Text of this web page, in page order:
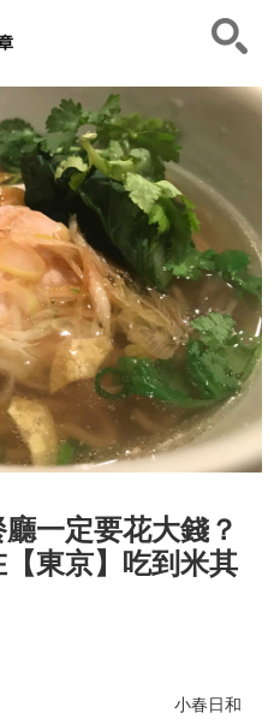
一定要花大錢？
東京】吃到米其
小春日和